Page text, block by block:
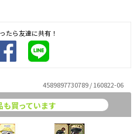
たら友達に共有！
4589897730789 / 160822-06
も買っています